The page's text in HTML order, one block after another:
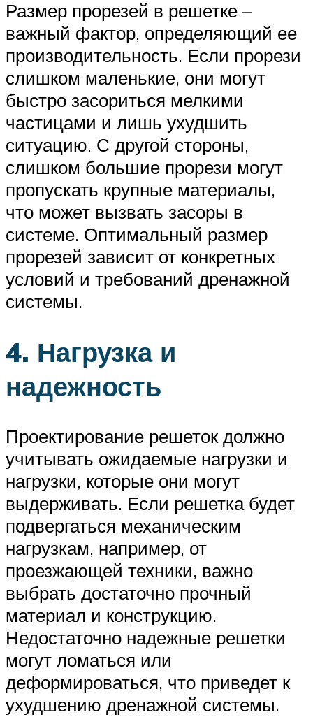
Размер прорезей в решетке –
важный фактор, определяющий ее
производительность. Если прорези
слишком маленькие, они могут
быстро засориться мелкими
частицами и лишь ухудшить
ситуацию. С другой стороны,
слишком большие прорези могут
пропускать крупные материалы,
что может вызвать засоры в
системе. Оптимальный размер
прорезей зависит от конкретных
условий и требований дренажной
системы.
4. Нагрузка и
надежность
Проектирование решеток должно
учитывать ожидаемые нагрузки и
нагрузки, которые они могут
выдерживать. Если решетка будет
подвергаться механическим
нагрузкам, например, от
проезжающей техники, важно
выбрать достаточно прочный
материал и конструкцию.
Недостаточно надежные решетки
могут ломаться или
деформироваться, что приведет к
ухудшению дренажной системы.